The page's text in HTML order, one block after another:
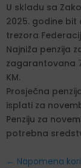
U skladu sa
2025. godine
trezora
Najniža penzija
zagarantovana
KM.
Prosječna
isplati za
Penziju za
potrebna
← Napomena